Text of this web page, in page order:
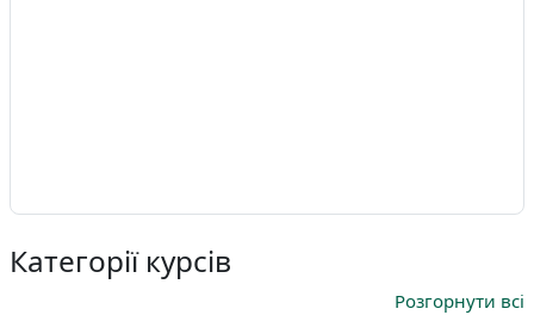
Категорії курсів
Розгорнути всі